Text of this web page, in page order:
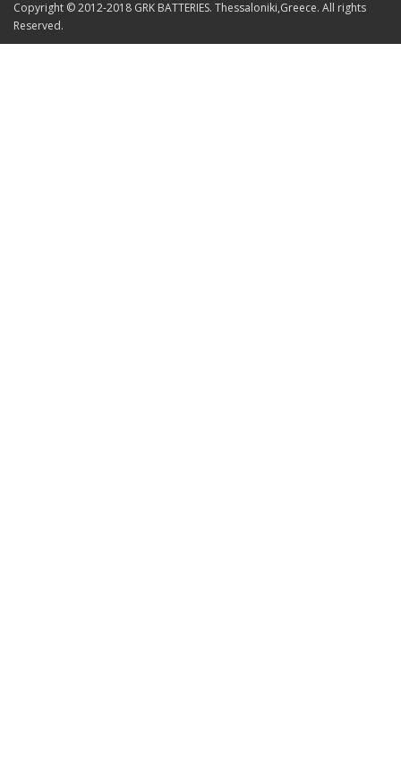
Copyright © 2012-2018 GRK BATTERIES. Thessaloniki,Greece. All rights
Reserved.